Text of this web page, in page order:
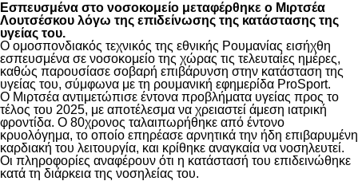
Εσπευσμένα στο νοσοκομείο μεταφέρθηκε ο Μιρτσέα
Λουτσέσκου λόγω της επιδείνωσης της κατάστασης της
υγείας του.
Ο ομοσπονδιακός τεχνικός της εθνικής Ρουμανίας εισήχθη
εσπευσμένα σε νοσοκομείο της χώρας τις τελευταίες ημέρες,
καθώς παρουσίασε σοβαρή επιβάρυνση στην κατάσταση της
υγείας του, σύμφωνα με τη ρουμανική εφημερίδα ProSport.
Ο Μιρτσέα αντιμετώπισε έντονα προβλήματα υγείας προς το
τέλος του 2025, με αποτέλεσμα να χρειαστεί άμεση ιατρική
φροντίδα. Ο 80χρονος ταλαιπωρήθηκε από έντονο
κρυολόγημα, το οποίο επηρέασε αρνητικά την ήδη επιβαρυμένη
καρδιακή του λειτουργία, και κρίθηκε αναγκαία να νοσηλευτεί.
Οι πληροφορίες αναφέρουν ότι η κατάστασή του επιδεινώθηκε
κατά τη διάρκεια της νοσηλείας του.